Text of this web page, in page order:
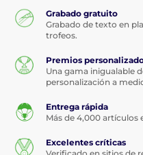
Grabado gratuito
Grabado de texto en
trofeos.
Premios
Una gama inigualable
personalización a
Entrega rápida
Más de 4,000 artículos
Excelentes críticas